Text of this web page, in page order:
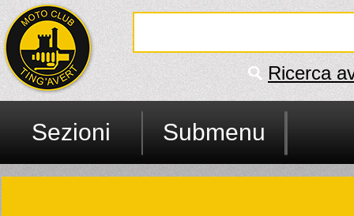
Ricerca
Sezioni Submenu